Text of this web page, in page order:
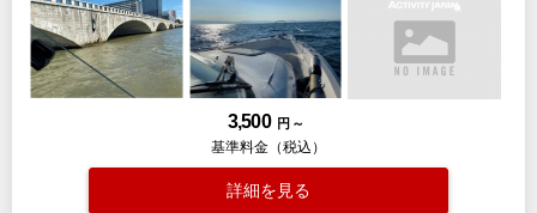
3,500 円 ～
基準料金（税込）
詳細を見る